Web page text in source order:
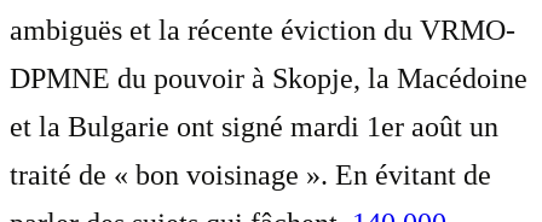
ambiguës et la récente éviction du VRMO-
DPMNE du pouvoir à Skopje, la Macédoine
et la Bulgarie ont signé mardi 1er août un
traité de « bon voisinage ». En évitant de